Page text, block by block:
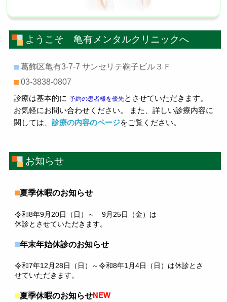
ようこそ 亀有メンタルクリニックへ
葛飾区亀有3-7-7 サンセリテ鞠子ビル３Ｆ
03-3838-0807
診療は基本的に 予約の患者様を優先とさせていただきます。
お気軽にお問い合わせください。 また、詳しい診療内容に
関しては、 診療の内容のページをご覧ください。
お知らせ